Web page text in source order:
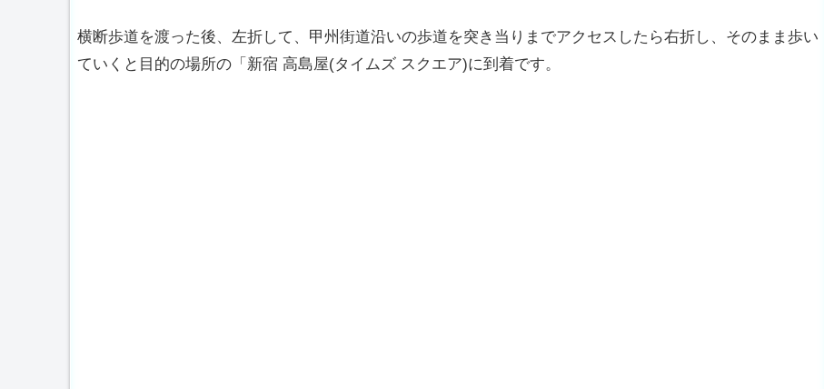
横断歩道を渡った後、左折して、甲州街道沿いの歩道を突き当りまでアクセスしたら右折し、そのまま歩い
ていくと目的の場所の「新宿 高島屋(タイムズ スクエア)に到着です。